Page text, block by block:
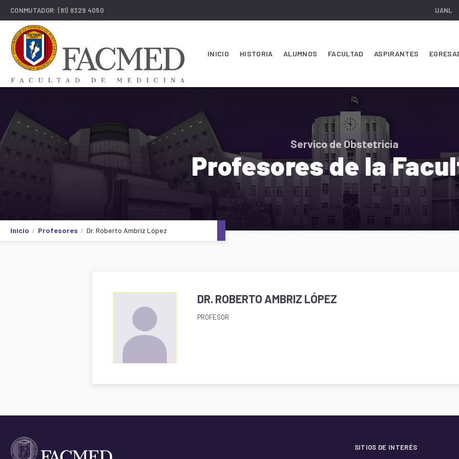
CONMUTADOR:(81) 8329 4050 UANL
INICIO HISTORIA ALUMNOS FACULTAD ASPIRANTES
Servico de Obstetricia
Profesores de la
Inicio Profesores Dr. Roberto Ambriz López
DR. ROBERTO AMBRIZ LÓPEZ
PROFESOR
SITIOS DE INTERÉS